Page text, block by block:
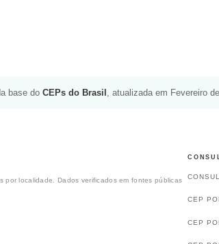
base do CEPs do Brasil , atualizada em Fevereiro
por localidade. Dados verificados em fontes públicas
CEP
CEP